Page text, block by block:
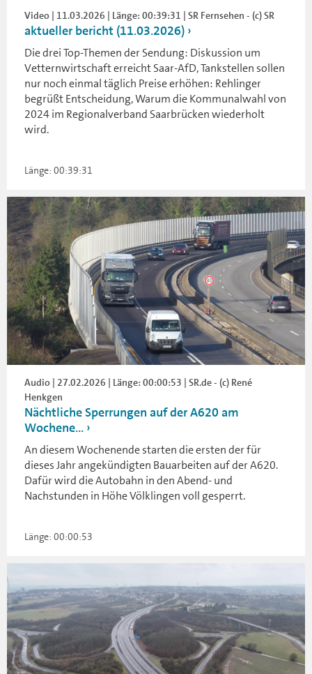
Video | 11.03.2026 | Länge: 00:39:31 | SR Fernsehen - (c) SR
aktueller bericht (11.03.2026)
Die drei Top-Themen der Sendung: Diskussion um
Vetternwirtschaft erreicht Saar-AfD, Tankstellen sollen
nur noch einmal täglich Preise erhöhen: Rehlinger
begrüßt Entscheidung, Warum die Kommunalwahl von
2024 im Regionalverband Saarbrücken wiederholt
wird.
Länge: 00:39:31
Audio | 27.02.2026 | Länge: 00:00:53 | SR.de - (c) René
Henkgen
Nächtliche Sperrungen auf der A620 am
Wochene...
An diesem Wochenende starten die ersten der für
dieses Jahr angekündigten Bauarbeiten auf der A620.
Dafür wird die Autobahn in den Abend- und
Nachstunden in Höhe Völklingen voll gesperrt.
Länge: 00:00:53